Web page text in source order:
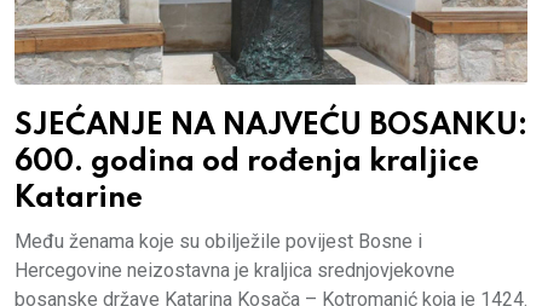
SJEĆANJE NA NAJVEĆU BOSANKU:
600. godina od rođenja kraljice
Katarine
Među ženama koje su obilježile povijest Bosne i
Hercegovine neizostavna je kraljica srednjovjekovne
bosanske države Katarina Kosača – Kotromanić koja je 1424.